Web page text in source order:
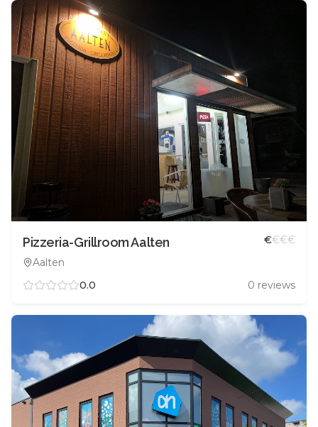
Pizzeria-Grillroom Aalten
Aalten
€€€€
0.0 0 reviews